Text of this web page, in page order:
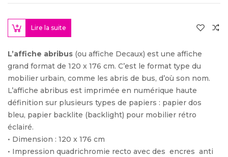
Lire la suite
L’affiche abribus (ou affiche Decaux) est une affiche
grand format de 120 x 176 cm. C’est le format type du
mobilier urbain, comme les abris de bus, d’où son nom.
L’affiche abribus est imprimée en numérique haute
définition sur plusieurs types de papiers : papier dos
bleu, papier backlite (backlight) pour mobilier rétro
éclairé.
• Dimension : 120 x 176 cm
• Impression quadrichromie recto avec des encres anti